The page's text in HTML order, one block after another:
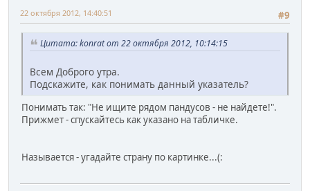
#9
22 октября 2012, 14:40:51
Цитата: konrat от 22 октября 2012, 10:14:15
Всем Доброго утра.
Подскажите, как понимать данный указатель?
Понимать так: "Не ищите рядом пандусов - не найдете!".
Прижмет - спускайтесь как указано на табличке.
Называется - угадайте страну по картинке...(: